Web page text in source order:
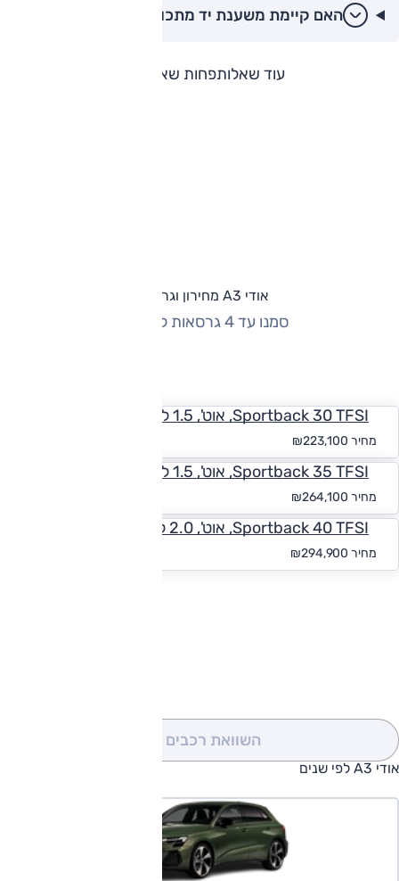
האם קיימת משענת יד מתכווננת באאודי A3?
עוד שאלותפחות שאלות
אודי A3 מחירון וגרסאות
סמנו עד 4 גרסאות להשוואה
Sportback 30 TFSI, אוט', 1.5 ל' טורבו, Advanced
מחיר
Sportback 35 TFSI, אוט', 1.5 ל' טורבו, S-Line
מחיר
Sportback 40 TFSI, אוט', 2.0 ל' טורבו, S-Line ,4x4
מחיר
השוואת רכבים
אודי A3 לפי שנים